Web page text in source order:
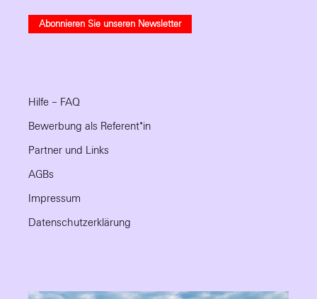
Abonnieren Sie unseren Newsletter
Hilfe – FAQ
Bewerbung als Referent*in
Partner und Links
AGBs
Impressum
Datenschutzerklärung